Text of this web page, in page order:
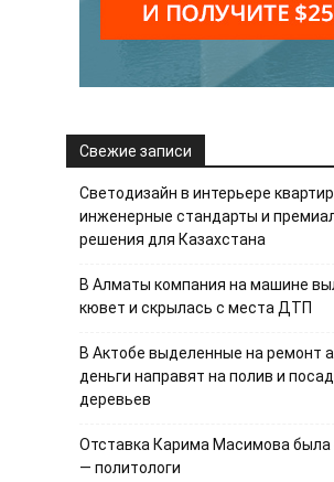
Свежие записи
Светодизайн в интерьере
инженерные стандарты и
решения для Казахстана
В Алматы компания на машине
кювет и скрылась с места ДТП
В Актобе выделенные на ремонт
деньги направят на полив и
деревьев
Отставка Карима Масимова
— политологи